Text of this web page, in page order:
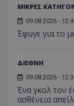
ΜΙΚΡΕΣ
09.08.2026 -
Έφυγε για το
ΔΙΕΘΝΗ
09.08.2026 -
Ένα γκολ τον
ασθένεια